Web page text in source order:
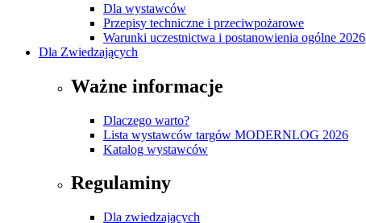
Dla wystawców
Przepisy techniczne i przeciwpożarowe
Warunki uczestnictwa i postanowienia ogólne 2026
Dla Zwiedzających
Ważne informacje
Dlaczego warto?
Lista wystawców targów MODERNLOG 2026
Katalog wystawców
Regulaminy
Dla zwiedzających